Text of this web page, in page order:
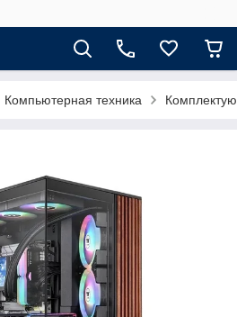
Компьютерная техника